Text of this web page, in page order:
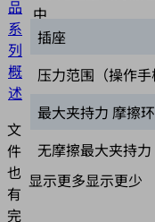
品
系
列
概
述
中
文
文
件
也
有
完
插座
压力范围（操作
最大夹持力 摩擦环
无摩擦最大夹持力
显示更多显示更少